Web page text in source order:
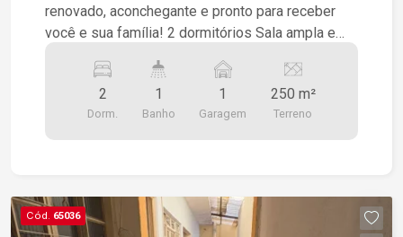
renovado, aconchegante e pronto para receber
você e sua família! 2 dormitórios Sala ampla e
Linda varanda, perfeita para momentos de
descanso Garagem para 1 carro Entrada
compartilhada Localização privilegiada, próxima a
para quem busca conforto, tranquilidade e fácil
acesso aos principais serviços da região.
2
Dorm.
1
Banho
1
Garagem
250 m²
Terreno
Cód. 65036